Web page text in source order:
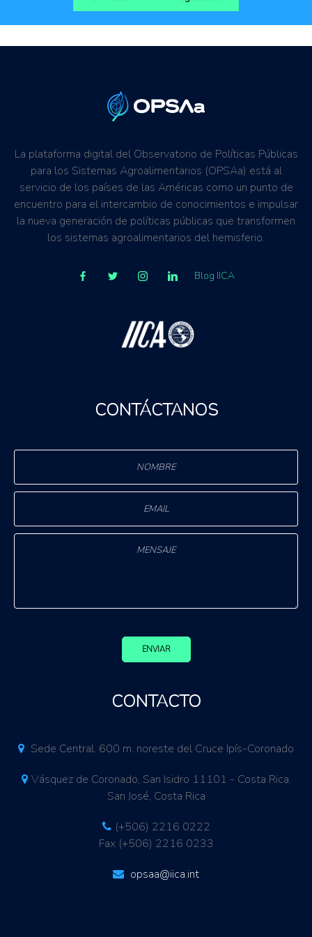
La plataforma digital del Observatorio de Políticas Públicas
para los Sistemas Agroalimentarios (OPSAa) está al
servicio de los países de las Américas como un punto de
encuentro para el intercambio de conocimientos e impulsar
la nueva generación de políticas públicas que transformen
los sistemas agroalimentarios del hemisferio.
Blog IICA
CONTÁCTANOS
ENVIAR
CONTACTO
Sede Central. 600 m. noreste del Cruce Ipís-Coronado
Vásquez de Coronado, San Isidro 11101 - Costa Rica.
San José, Costa Rica
(+506) 2216 0222
Fax (+506) 2216 0233
opsaa@iica.int